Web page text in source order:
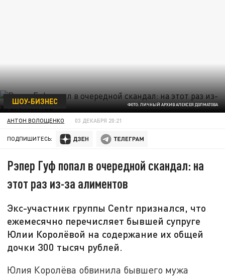
ФОТО: ЛИЧНЫЙ АРХИВ АЛЕКСЕЯ ДОЛМАТОВА
ШОУ-БИЗНЕС
АНТОН ВОЛОЩЕНКО 03 ДЕКАБРЯ 20:21
ПОДПИШИТЕСЬ:
Рэпер Гуф попал в очередной скандал: на
этот раз из-за алиментов
Экс-участник группы Centr признался, что
ежемесячно перечисляет бывшей супруге
Юлии Королёвой на содержание их общей
дочки 300 тысяч рублей.
Юлия Королёва обвинила бывшего мужа